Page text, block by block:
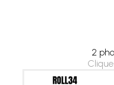
2